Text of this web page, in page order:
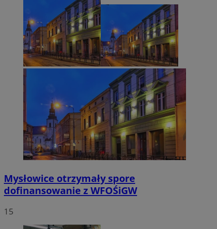
Mysłowice otrzymały spore
dofinansowanie z WFOŚiGW
15